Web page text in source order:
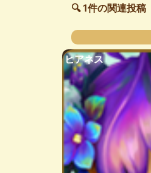
🔍 1件の関連投稿
ヒアネス